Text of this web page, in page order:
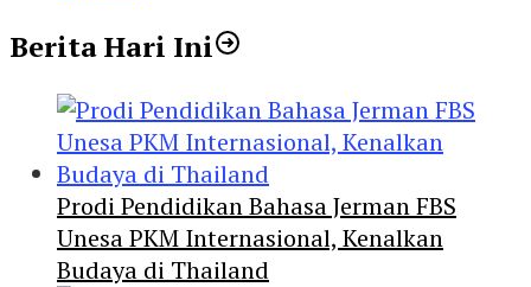
Berita Hari Ini
Prodi Pendidikan Bahasa Jerman FBS
Unesa PKM Internasional, Kenalkan
Budaya di Thailand